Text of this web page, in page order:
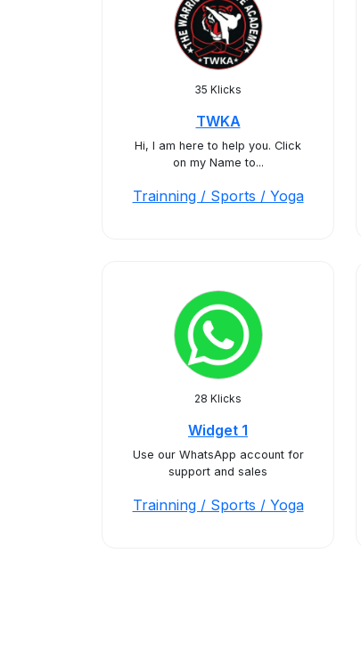
35 Klicks
TWKA
Hi, I am here to help you. Click
on my Name to...
Trainning / Sports / Yoga
28 Klicks
Widget 1
Use our WhatsApp account for
support and sales
Trainning / Sports / Yoga